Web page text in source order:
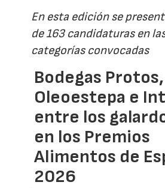
En esta edición se
de 163 candidaturas en
categorías convocadas
Bodegas Protos,
Oleoestepa e
entre los
en los Premios
Alimentos de
2026